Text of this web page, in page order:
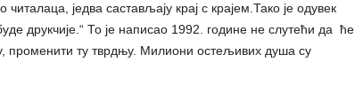
једва састављају крај с крајем.Тако је одувек
друкчије.“ То је написао 1992. године не слутећи да ће
променити ту тврдњу. Милиони остељивих душа су